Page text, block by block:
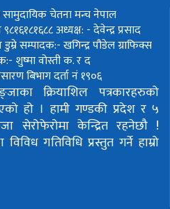
सामुदायिक चेतना मन्च नेपाल
अध्यक्ष: - देवेन्द्र प्रसाद
सम्पादक:- खगिन्द्र पौडेलग्राफिक्स
शुष्मा वोस्तीक. र द
बिभाग दर्ता नं १९०६
क्रियाशिल पत्रकारहरुको
हो । हामी गण्डकी प्रदेश र ५
सेरोफेरोमा केन्द्रित रहनेछौ !
गतिविधि प्रस्तुत गर्ने हाम्रो